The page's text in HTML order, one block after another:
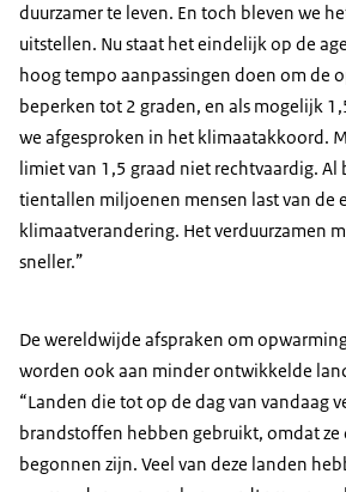
duurzamer te leven. En toch bleven we
uitstellen. Nu staat het eindelijk op de
hoog tempo aanpassingen doen om de
beperken tot 2 graden, en als mogelijk
we afgesproken in het klimaatakkoord.
limiet van 1,5 graad niet rechtvaardig.
tientallen miljoenen mensen last van de
klimaatverandering. Het verduurzamen
sneller.”
De wereldwijde afspraken om
worden ook aan minder ontwikkelde
“Landen die tot op de dag van vandaag
brandstoffen hebben gebruikt, omdat ze
begonnen zijn. Veel van deze landen